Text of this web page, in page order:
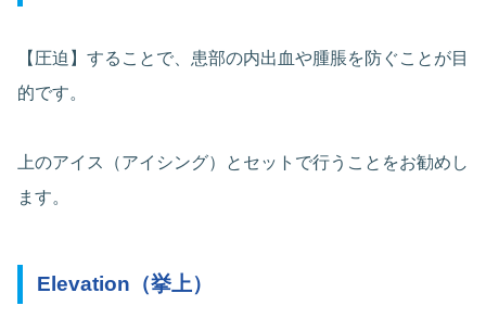
【圧迫】することで、患部の内出血や腫脹を防ぐことが目
的です。
上のアイス（アイシング）とセットで行うことをお勧めし
ます。
Elevation（挙上）